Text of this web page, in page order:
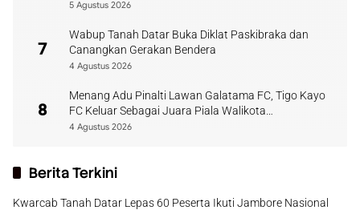
5 Agustus 2026
7
Wabup Tanah Datar Buka Diklat Paskibraka dan
Canangkan Gerakan Bendera
4 Agustus 2026
8
Menang Adu Pinalti Lawan Galatama FC, Tigo Kayo
FC Keluar Sebagai Juara Piala Walikota
Payakumbuh
4 Agustus 2026
Berita Terkini
Kwarcab Tanah Datar Lepas 60 Peserta Ikuti Jambore Nasional